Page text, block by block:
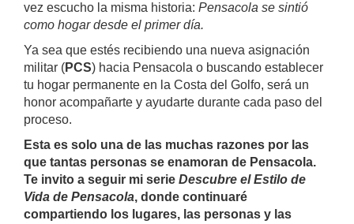
vez escucho la misma historia: Pensacola se sintió
como hogar desde el primer día.
Ya sea que estés recibiendo una nueva asignación
militar (PCS) hacia Pensacola o buscando establecer
tu hogar permanente en la Costa del Golfo, será un
honor acompañarte y ayudarte durante cada paso del
proceso.
Esta es solo una de las muchas razones por las
que tantas personas se enamoran de Pensacola.
Te invito a seguir mi serie Descubre el Estilo de
Vida de Pensacola, donde continuaré
compartiendo los lugares, las personas y las